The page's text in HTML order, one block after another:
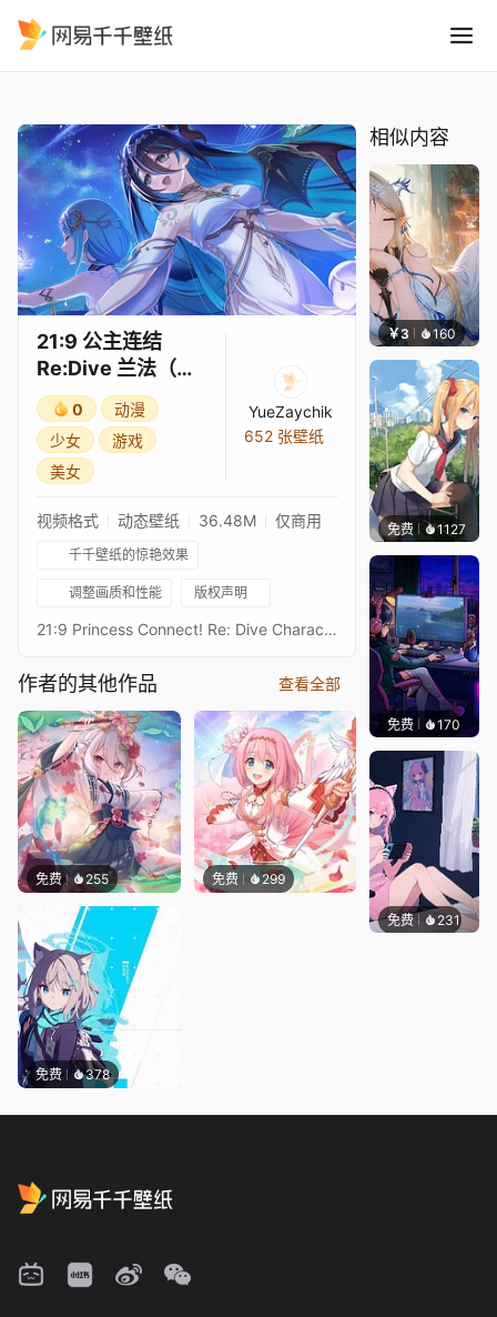
21:9 公主连结
Re:Dive 兰法（礼
服）3★
0
动漫
少女
游戏
美女
YueZaychik
652 张壁纸
视频格式 动态壁纸 36.48M 仅商用
千千壁纸的惊艳效果
调整画质和性能 版权声明
21:9 Princess Connect! Re: Dive Character Live Wallpaperプリンセスコネクトリダイブ超异域公主连结！Re: DiveResolution: 21:9 3440*1440Overall Bit Rate: ≈40Mb/s ± 3Mb/s3★兰法 礼服3★ランファ（儀装束） - RanphaAfter RealESRGAN upscaling + rife-ncnn-vulkan frame processing16:9 3584 x 2016 Resolution：https://steamcommunity.com/sharedfiles/filedetails/?id=3454786248Princess Connect! Re: Dive 16:9 Collections：https://steamcommunity.com/sharedfiles/filedetails/?id=2134024999Princess Connect! Re: Dive 21:9 Collections：https://steamcommunity.com/sharedfiles/filedetails/?id=2137377323
作者的其他作品 查看全部
免费 255 免费 299
免费 378
相似内容
￥3 160 豆子
免费 1127
免费 170
免费 231好看